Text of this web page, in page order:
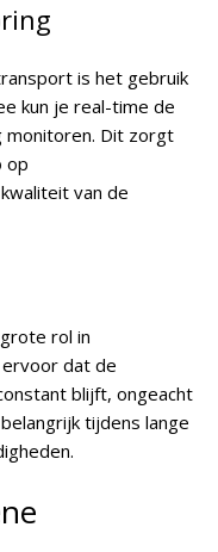
is het gebruik
kun je real-time de
monitoren. Dit zorgt
op
van de
rol in
dat de
blijft, ongeacht
tijdens lange